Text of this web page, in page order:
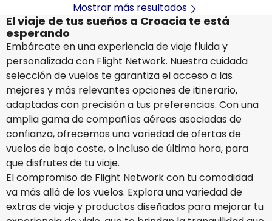
Mostrar más resultados
El viaje de tus sueños a Croacia te está
esperando
Embárcate en una experiencia de viaje fluida y
personalizada con Flight Network. Nuestra cuidada
selección de vuelos te garantiza el acceso a las
mejores y más relevantes opciones de itinerario,
adaptadas con precisión a tus preferencias. Con una
amplia gama de compañías aéreas asociadas de
confianza, ofrecemos una variedad de ofertas de
vuelos de bajo coste, o incluso de última hora, para
que disfrutes de tu viaje.
El compromiso de Flight Network con tu comodidad
va más allá de los vuelos. Explora una variedad de
extras de viaje y productos diseñados para mejorar tu